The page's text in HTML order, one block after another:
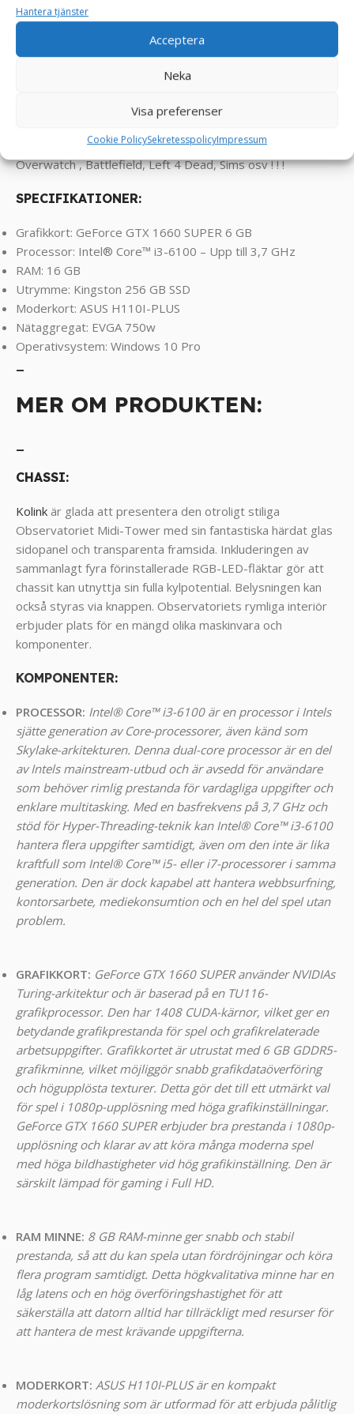
Hantera tjänster
Acceptera
Neka
Visa preferenser
Cookie PolicySekretesspolicyImpressum
knappen vilket innebär att du kan välja mellan flera olika
lägen, färger och dessutom kontrollera fläkthastigheter.
MASH V2 kommer även med en sidopanel och frontpanel i
härdat glas med ventilation på sidorna.
Klarar spel som FarCry, RDR2, Assasin’s Creed, COD,
League of Legends, World of Warcraft, Fortnite, CS2,
Overwatch , Battlefield, Left 4 Dead, Sims osv ! ! !
SPECIFIKATIONER:
Grafikkort: GeForce GTX 1660 SUPER 6 GB
Processor: Intel® Core™ i3-6100 – Upp till 3,7 GHz
RAM: 16 GB
Utrymme: Kingston 256 GB SSD
Moderkort: ASUS H110I-PLUS
Nätaggregat: EVGA 750w
Operativsystem: Windows 10 Pro
MER OM PRODUKTEN:
CHASSI:
Kolink är glada att presentera den otroligt stiliga
Observatoriet Midi-Tower med sin fantastiska härdat glas
sidopanel och transparenta framsida. Inkluderingen av
sammanlagt fyra förinstallerade RGB-LED-fläktar gör att
chassit kan utnyttja sin fulla kylpotential. Belysningen kan
också styras via knappen. Observatoriets rymliga interiör
erbjuder plats för en mängd olika maskinvara och
komponenter.
KOMPONENTER:
PROCESSOR: Intel® Core™ i3-6100 är en processor i Intels
sjätte generation av Core-processorer, även känd som
Skylake-arkitekturen. Denna dual-core processor är en del
av Intels mainstream-utbud och är avsedd för användare
som behöver rimlig prestanda för vardagliga uppgifter och
enklare multitasking. Med en basfrekvens på 3,7 GHz och
stöd för Hyper-Threading-teknik kan Intel® Core™ i3-6100
hantera flera uppgifter samtidigt, även om den inte är lika
kraftfull som Intel® Core™ i5- eller i7-processorer i samma
generation. Den är dock kapabel att hantera webbsurfning,
kontorsarbete, mediekonsumtion och en hel del spel utan
problem.
GRAFIKKORT: GeForce GTX 1660 SUPER använder NVIDIAs
Turing-arkitektur och är baserad på en TU116-
grafikprocessor. Den har 1408 CUDA-kärnor, vilket ger en
betydande grafikprestanda för spel och grafikrelaterade
arbetsuppgifter. Grafikkortet är utrustat med 6 GB GDDR5-
grafikminne, vilket möjliggör snabb grafikdataöverföring
och högupplösta texturer. Detta gör det till ett utmärkt val
för spel i 1080p-upplösning med höga grafikinställningar.
GeForce GTX 1660 SUPER erbjuder bra prestanda i 1080p-
upplösning och klarar av att köra många moderna spel
med höga bildhastigheter vid hög grafikinställning. Den är
särskilt lämpad för gaming i Full HD.
RAM MINNE: 8 GB RAM-minne ger snabb och stabil
prestanda, så att du kan spela utan fördröjningar och köra
flera program samtidigt. Detta högkvalitativa minne har en
låg latens och en hög överföringshastighet för att
säkerställa att datorn alltid har tillräckligt med resurser för
att hantera de mest krävande uppgifterna.
MODERKORT: ASUS H110I-PLUS är en kompakt
moderkortslösning som är utformad för att erbjuda pålitlig